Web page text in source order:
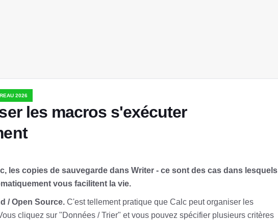
2026
les macros s'exécuter
les copies de sauvegarde dans Writer - ce sont des cas dans lesquels
vous facilitent la vie.
/ Open Source. C'est tellement pratique que Calc peut organiser les
cliquez sur "Données / Trier" et vous pouvez spécifier plusieurs critères